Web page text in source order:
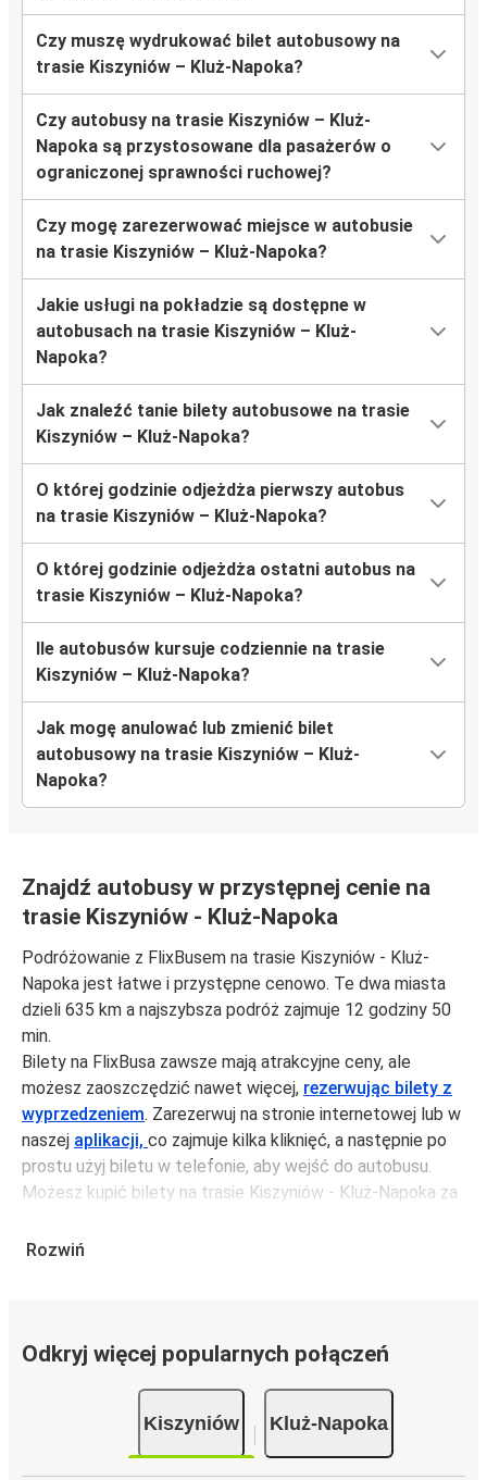
Czy muszę wydrukować bilet autobusowy na
trasie Kiszyniów – Kluż-Napoka?
Czy autobusy na trasie Kiszyniów – Kluż-
Napoka są przystosowane dla pasażerów o
ograniczonej sprawności ruchowej?
Czy mogę zarezerwować miejsce w autobusie
na trasie Kiszyniów – Kluż-Napoka?
Jakie usługi na pokładzie są dostępne w
autobusach na trasie Kiszyniów – Kluż-
Napoka?
Jak znaleźć tanie bilety autobusowe na trasie
Kiszyniów – Kluż-Napoka?
O której godzinie odjeżdża pierwszy autobus
na trasie Kiszyniów – Kluż-Napoka?
O której godzinie odjeżdża ostatni autobus na
trasie Kiszyniów – Kluż-Napoka?
Ile autobusów kursuje codziennie na trasie
Kiszyniów – Kluż-Napoka?
Jak mogę anulować lub zmienić bilet
autobusowy na trasie Kiszyniów – Kluż-
Napoka?
Znajdź autobusy w przystępnej cenie na
trasie Kiszyniów - Kluż-Napoka
Podróżowanie z FlixBusem na trasie Kiszyniów - Kluż-
Napoka jest łatwe i przystępne cenowo. Te dwa miasta
dzieli 635 km a najszybsza podróż zajmuje 12 godziny 50
min.
Bilety na FlixBusa zawsze mają atrakcyjne ceny, ale
możesz zaoszczędzić nawet więcej, rezerwując bilety z
wyprzedzeniem. Zarezerwuj na stronie internetowej lub w
naszej aplikacji, co zajmuje kilka kliknięć, a następnie po
prostu użyj biletu w telefonie, aby wejść do autobusu.
Możesz kupić bilety na trasie Kiszyniów - Kluż-Napoka za
na tygodniu, unikając weekendów i świąt. Aby podróżować
jedynie 12 godziny 50 min.
Podróż autobusemma mniejszy wpływ na środowisko
Rozwiń
Odkryj więcej popularnych połączeń
Kiszyniów Kluż-Napoka